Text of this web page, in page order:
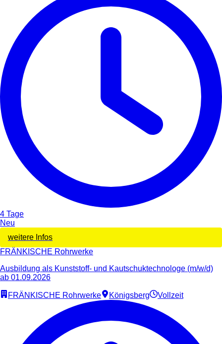
4 Tage
Neu
weitere Infos
FRÄNKISCHE Rohrwerke
Ausbildung als Kunststoff- und Kautschuktechnologe (m/w/d)
ab 01.09.2026
FRÄNKISCHE Rohrwerke Königsberg Vollzeit